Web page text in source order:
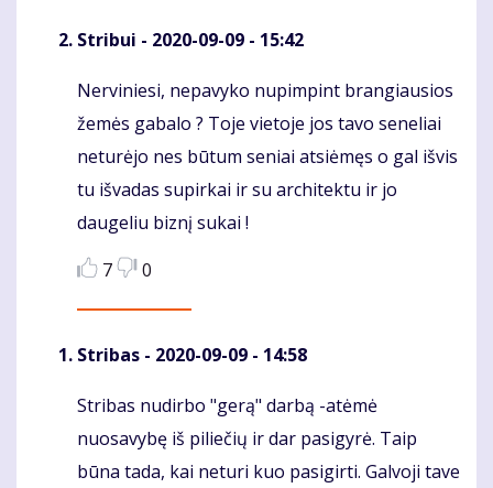
Stribui - 2020-09-09 - 15:42
Komentaras
Nerviniesi, nepavyko nupimpint brangiausios
žemės gabalo ? Toje vietoje jos tavo seneliai
neturėjo nes būtum seniai atsiėmęs o gal išvis
tu išvadas supirkai ir su architektu ir jo
daugeliu biznį sukai !
7
0
Stribas - 2020-09-09 - 14:58
Komentaras
Stribas nudirbo "gerą" darbą -atėmė
nuosavybę iš piliečių ir dar pasigyrė. Taip
būna tada, kai neturi kuo pasigirti. Galvoji tave